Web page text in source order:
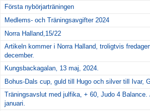
Första nybörjarträningen
Medlems- och Träningsavgifter 2024
Norra Halland,15/22
Artikeln kommer i Norra Halland, troligtvis
december.
Kungsbackagalan, 13 maj, 2024.
Bohus-Dals cup, guld till Hugo och silver till Ivar,
Träningsavslut med julfika, + 60, Judo 4 Balance.
januari.